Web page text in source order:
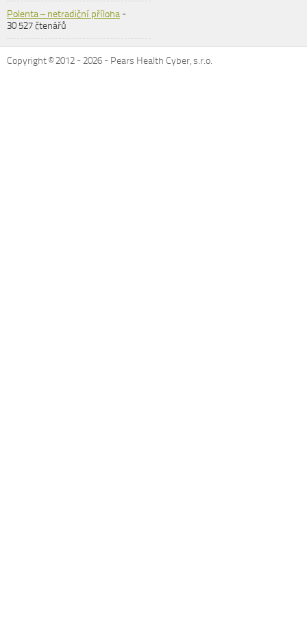
Polenta – netradiční příloha-
30 527 čtenářů
Copyright © 2012 -2026 - Pears Health Cyber, s.r.o.